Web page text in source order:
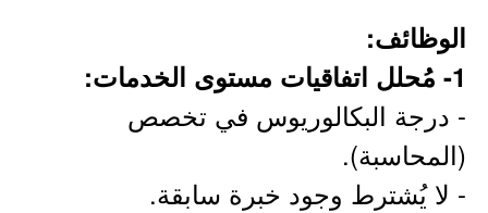
الوظائف:
1- مُحلل اتفاقيات مستوى الخدمات:
- درجة البكالوريوس في تخصص
(المحاسبة).
- لا يُشترط وجود خبرة سابقة.